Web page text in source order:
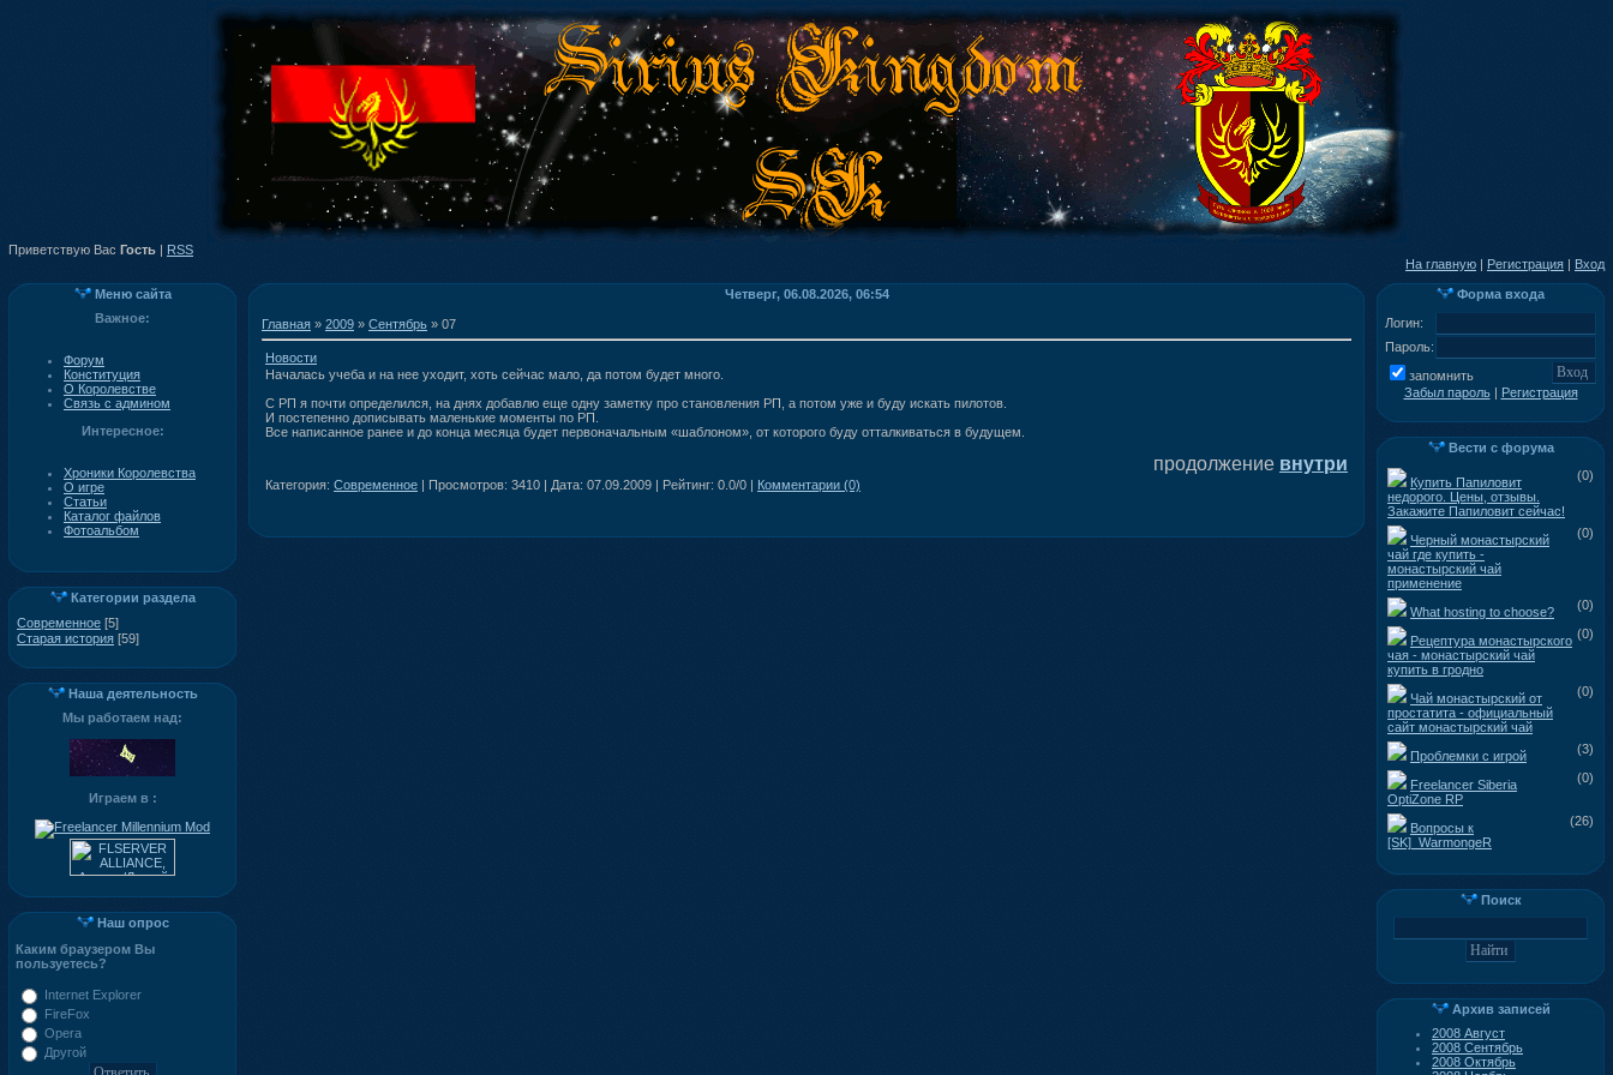
Приветствую Вас Гость | RSS
На главную | Регистрация | Вход
Меню сайта
Важное:
Форум
Конституция
О Королевстве
Связь с админом
Интересное:
Хроники Королевства
О игре
Статьи
Каталог файлов
Фотоальбом
Категории раздела
Современное [5]
Старая история [59]
Наша деятельность
Мы работаем над:
Играем в :
Наш опрос
Каким браузером Вы
пользуетесь?
Internet Explorer
FireFox
Opera
Другой
Четверг, 06.08.2026, 06:54
Главная » 2009 » Сентябрь » 07
Новости
Началась учеба и на нее уходит, хоть сейчас мало, да потом будет много.
С РП я почти определился, на днях добавлю еще одну заметку про становления РП, а потом уже и буду искать пилотов.
И постепенно дописывать маленькие моменты по РП.
Все написанное ранее и до конца месяца будет первоначальным «шаблоном», от которого буду отталкиваться в будущем.
продолжение внутри
Категория: Современное | Просмотров: 3410 | Дата: 07.09.2009 | Рейтинг: 0.0/0 | Комментарии (0)
Форма входа
Логин:
Пароль:
запомнить
Забыл пароль| Регистрация
Вести с форума
Купить Папиловит
недорого. Цены, отзывы.
Закажите Папиловит сейчас!
(0)
Черный монастырский
чай где купить -
монастырский чай
применение
(0)
What hosting to choose? (0)
Рецептура монастырского
чая - монастырский чай
купить в гродно
(0)
Чай монастырский от
простатита - официальный
сайт монастырский чай
(0)
Проблемки с игрой (3)
Freelancer Siberia
OptiZone RP
(0)
Вопросы к
[SK]_WarmongeR
(26)
Поиск
Архив записей
2008 Август
2008 Сентябрь
2008 Октябрь